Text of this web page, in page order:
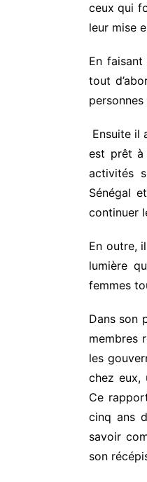
ceux qui
leur mise
En faisant
tout
Ensuite il
est prêt à
activités
Sénégal
continuer
En outre,
lumière
femmes
Dans son
membres
les
chez eux,
Ce
cinq ans
savoir
son